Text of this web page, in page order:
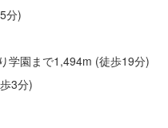
分)
学園まで1,494m (徒歩19分)
3分)